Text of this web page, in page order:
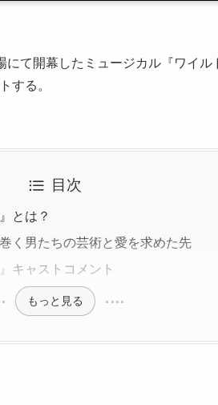
て開幕したミュージカル『ワイル
する。
目次
とは？
く男たちの芸術と愛を求めた先
キャストコメント
もっと見る